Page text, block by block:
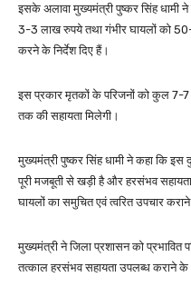
इसके अलावा मुख्यमंत्री पुष्कर सिंह धामी
3-3 लाख रुपये तथा गंभीर घायलों को
करने के निर्देश दिए हैं।
इस प्रकार मृतकों के परिजनों को कुल 7-
तक की सहायता मिलेगी।
मुख्यमंत्री पुष्कर सिंह धामी ने कहा कि इस
पूरी मजबूती से खड़ी है और हरसंभव सहायता
घायलों का समुचित एवं त्वरित उपचार कराने
मुख्यमंत्री ने जिला प्रशासन को प्रभावित
तत्काल हरसंभव सहायता उपलब्ध कराने के